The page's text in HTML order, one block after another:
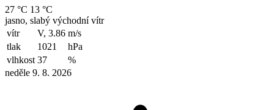
27 °C 13 °C
jasno, slabý východní vítr
vítr
V, 3.86 m/s
tlak
1021
hPa
vlhkost 37
%
neděle 9. 8. 2026